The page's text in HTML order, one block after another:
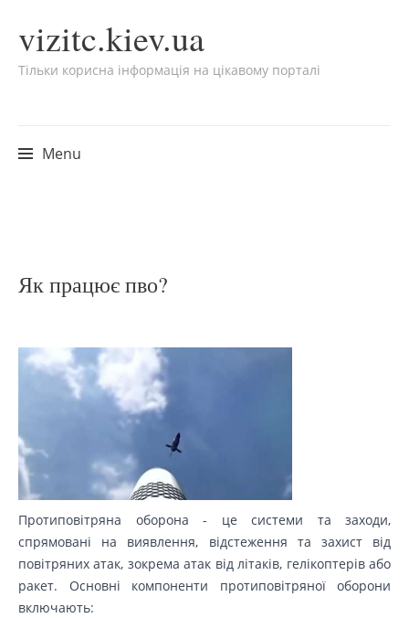
vizitc.kiev.ua
Тільки корисна інформація на цікавому порталі
Menu
Як працює пво?
Протиповітряна оборона - це системи та заходи,
спрямовані на виявлення, відстеження та захист від
повітряних атак, зокрема атак від літаків, гелікоптерів або
ракет. Основні компоненти протиповітряної оборони
включають: